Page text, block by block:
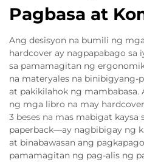
Pagbasa at
Ang desisyon na bumili ng
hardcover ay nagpapabago sa
sa pamamagitan ng
na materyales na binibigyang-
at pakikilahok ng
ng mga libro na may
3 beses na mas mabigat kaysa
paperback—ay nagbibigay ng
at binabawasan ang
pamamagitan ng pag-alis ng